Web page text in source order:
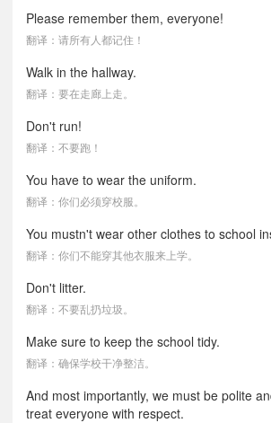
Please remember them, everyone!
翻译：请所有人都记住！
Walk in the hallway.
翻译：要在走廊上走。
Don't run!
翻译：不要跑！
You have to wear the uniform.
翻译：你们必须穿校服。
You mustn't wear other clothes to school
翻译：你们不能穿其他衣服来上学。
Don't litter.
翻译：不要乱扔垃圾。
Make sure to keep the school tidy.
翻译：确保学校干净整洁。
And most importantly, we must be polite
treat everyone with respect.